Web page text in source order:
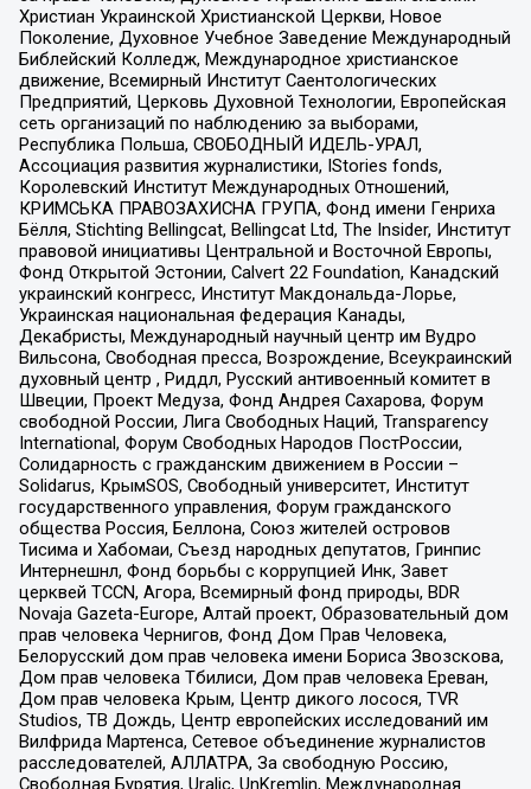
Христиан Украинской Христианской Церкви, Новое
Поколение, Духовное Учебное Заведение Международный
Библейский Колледж, Международное христианское
движение, Всемирный Институт Саентологических
Предприятий, Церковь Духовной Технологии, Европейская
сеть организаций по наблюдению за выборами,
Республика Польша, СВОБОДНЫЙ ИДЕЛЬ-УРАЛ,
Ассоциация развития журналистики, IStories fonds,
Королевский Институт Международных Отношений,
КРИМСЬКА ПРАВОЗАХИСНА ГРУПА, Фонд имени Генриха
Бёлля, Stichting Bellingcat, Bellingcat Ltd, The Insider, Институт
правовой инициативы Центральной и Восточной Европы,
Фонд Открытой Эстонии, Calvert 22 Foundation, Канадский
украинский конгресс, Институт Макдональда-Лорье,
Украинская национальная федерация Канады,
Декабристы, Международный научный центр им Вудро
Вильсона, Свободная пресса, Возрождение, Всеукраинский
духовный центр , Риддл, Русский антивоенный комитет в
Швеции, Проект Медуза, Фонд Андрея Сахарова, Форум
свободной России, Лига Свободных Наций, Transparеncy
International, Форум Свободных Народов ПостРоссии,
Солидарность с гражданским движением в России –
Solidarus, КрымSOS, Свободный университет, Институт
государственного управления, Форум гражданского
общества Россия, Беллона, Союз жителей островов
Тисима и Хабомаи, Съезд народных депутатов, Гринпис
Интернешнл, Фонд борьбы с коррупцией Инк, Завет
церквей TCCN, Агора, Всемирный фонд природы, BDR
Novaja Gazeta-Europe, Алтай проект, Образовательный дом
прав человека Чернигов, Фонд Дом Прав Человека,
Белорусский дом прав человека имени Бориса Звозскова,
Дом прав человека Тбилиси, Дом прав человека Ереван,
Дом прав человека Крым, Центр дикого лосося, TVR
Studios, ТВ Дождь, Центр европейских исследований им
Вилфрида Мартенса, Сетевое объединение журналистов
расследователей, АЛЛАТРА, За свободную Россию,
Свободная Бурятия, Uralic, UnKremlin, Международная